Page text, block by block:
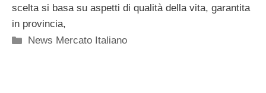
scelta si basa su aspetti di qualità della vita, garantita
in provincia,
Categorie
News Mercato Italiano